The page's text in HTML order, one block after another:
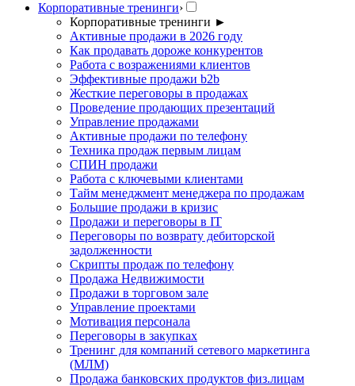
Корпоративные тренинги›
Корпоративные тренинги ►
Активные продажи в 2026 году
Как продавать дороже конкурентов
Работа с возражениями клиентов
Эффективные продажи b2b
Жесткие переговоры в продажах
Проведение продающих презентаций
Управление продажами
Активные продажи по телефону
Техника продаж первым лицам
СПИН продажи
Работа с ключевыми клиентами
Тайм менеджмент менеджера по продажам
Большие продажи в кризис
Продажи и переговоры в IT
Переговоры по возврату дебиторской
задолженности
Скрипты продаж по телефону
Продажа Недвижимости
Продажи в торговом зале
Управление проектами
Мотивация персонала
Переговоры в закупках
Тренинг для компаний сетевого маркетинга
(МЛМ)
Продажа банковских продуктов физ.лицам